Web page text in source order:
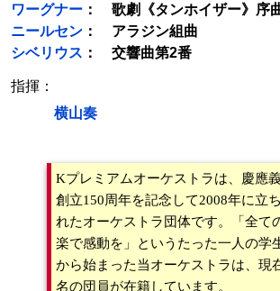
ワーグナー ： 歌劇《タンホイザー》序
ニールセン ： アラジン組曲
シベリウス ： 交響曲第2番
指揮：
横山奏
Kプレミアムオーケストラは、慶應
創立150周年を記念して2008年に立
れたオーケストラ団体です。「全て
楽で感動を」というたった一人の学
から始まった当オーケストラは、現
名の団員が在籍しています。